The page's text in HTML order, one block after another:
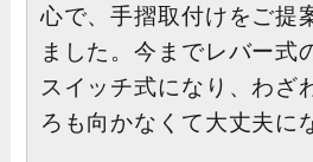
心で、手摺取付けをご提
ました。今までレバー式
スイッチ式になり、わざ
ろも向かなくて大丈夫に